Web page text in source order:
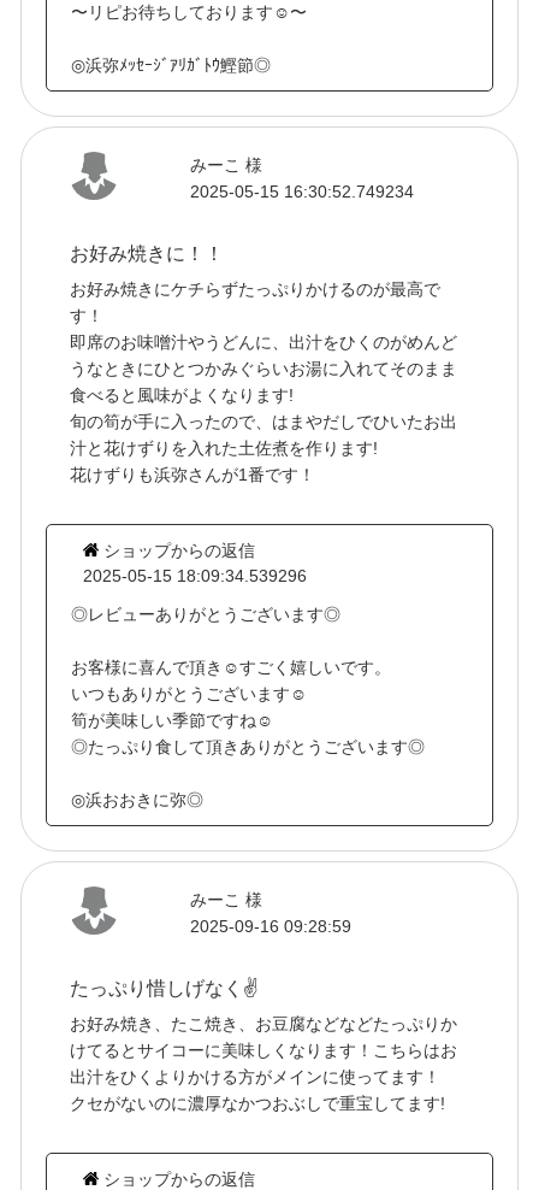
〜リピお待ちしております☺〜
◎浜弥ﾒｯｾｰｼﾞｱﾘｶﾞﾄｳ鰹節◎
みーこ 様
2025-05-15 16:30:52.749234
お好み焼きに！！
お好み焼きにケチらずたっぷりかけるのが最高で
す！
即席のお味噌汁やうどんに、出汁をひくのがめんど
うなときにひとつかみぐらいお湯に入れてそのまま
食べると風味がよくなります!
旬の筍が手に入ったので、はまやだしでひいたお出
汁と花けずりを入れた土佐煮を作ります!
花けずりも浜弥さんが1番です！
ショップからの返信
2025-05-15 18:09:34.539296
◎レビューありがとうございます◎
お客様に喜んで頂き☺すごく嬉しいです。
いつもありがとうございます☺
筍が美味しい季節ですね☺
◎たっぷり食して頂きありがとうございます◎
◎浜おおきに弥◎
みーこ 様
2025-09-16 09:28:59
たっぷり惜しげなく✌
お好み焼き、たこ焼き、お豆腐などなどたっぷりか
けてるとサイコーに美味しくなります！こちらはお
出汁をひくよりかける方がメインに使ってます！
クセがないのに濃厚なかつおぶしで重宝してます!
ショップからの返信